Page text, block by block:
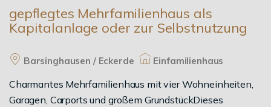
gepflegtes Mehrfamilienhaus als
Kapitalanlage oder zur Selbstnutzung
Barsinghausen / Eckerde Einfamilienhaus
Charmantes Mehrfamilienhaus mit vier Wohneinheiten,
Garagen, Carports und großem GrundstückDieses